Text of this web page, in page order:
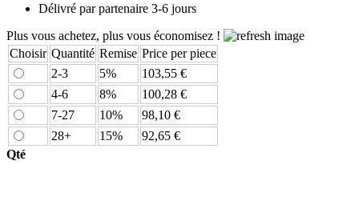
Délivré par partenaire 3-6 jours
Plus vous achetez, plus vous économisez !
Choisir Quantité Remise Price per piece
2-3
5%
103,55 €
4-6
8%
100,28 €
7-27
10%
98,10 €
28+
15%
92,65 €
Qté